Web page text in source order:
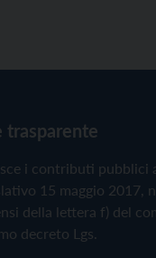
trasparente
i contributi pubblici
15 maggio 2017,
della lettera f) del
decreto Lgs.